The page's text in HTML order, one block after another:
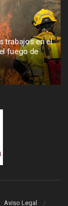
trabajos en el
fuego de
Aviso Legal